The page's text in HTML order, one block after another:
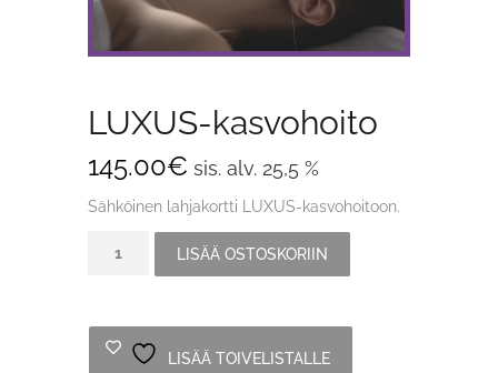
LUXUS-kasvohoito
145.00€ sis. alv. 25,5 %
Sähköinen lahjakortti LUXUS-kasvohoitoon.
LISÄÄ OSTOSKORIIN
LISÄÄ TOIVELISTALLE